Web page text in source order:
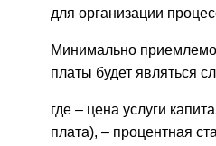
для организации
Минимально
платы будет являться
где – цена услуги
плата), – процентная